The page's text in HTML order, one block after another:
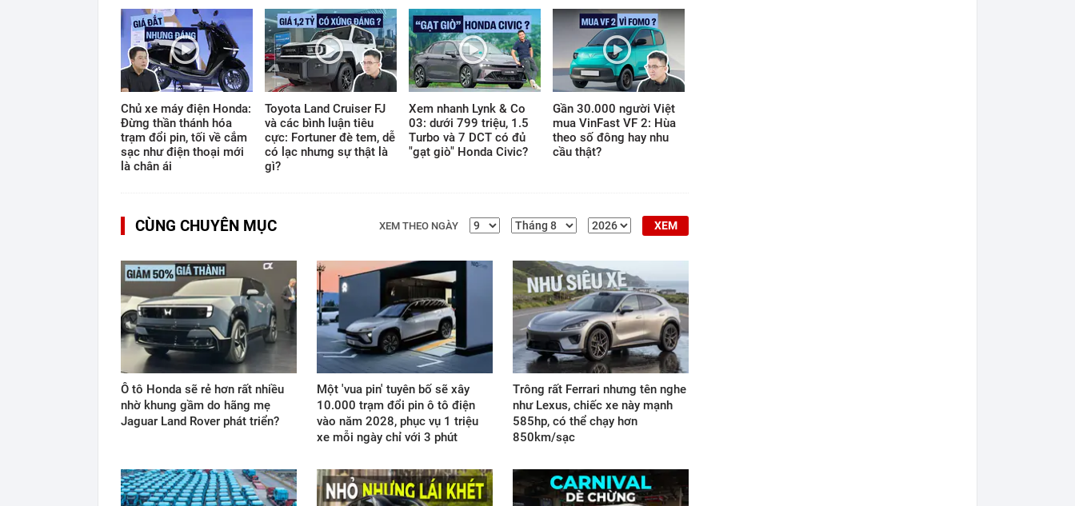
công chúng tò mò. Ở đó, giá
trị không nằm ở những khối
động cơ gầm rú hay logo
lấp lánh, mà ẩn giấu trong
những tiêu chuẩn chế tác
khắt khe thách thức mọi giới
hạn thông thường của thế
giới vật chất.
Chủ xe máy điện Honda:
Đừng thần thánh hóa
trạm đổi pin, tối về cắm
sạc như điện thoại mới
là chân ái
Toyota Land Cruiser FJ
và các bình luận tiêu
cực: Fortuner đè tem, dễ
có lạc nhưng sự thật là
gì?
Xem nhanh Lynk & Co
03: dưới 799 triệu, 1.5
Turbo và 7 DCT có đủ
"gạt giò" Honda Civic?
Gần 30.000 người Việt
mua VinFast VF 2: Hùa
theo số đông hay nhu
cầu thật?
CÙNG CHUYÊN MỤC XEM THEO NGÀY XEM
Ô tô Honda sẽ rẻ hơn rất nhiều
nhờ khung gầm do hãng mẹ
Jaguar Land Rover phát triển?
Một 'vua pin' tuyên bố sẽ xây
10.000 trạm đổi pin ô tô điện
vào năm 2028, phục vụ 1 triệu
xe mỗi ngày chỉ với 3 phút
Trông rất Ferrari nhưng tên nghe
như Lexus, chiếc xe này mạnh
585hp, có thể chạy hơn
850km/sạc